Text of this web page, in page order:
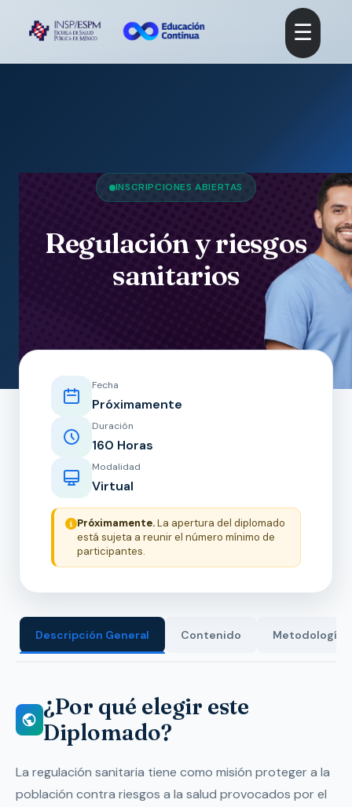
☰
INSCRIPCIONES ABIERTAS
Regulación y riesgos
sanitarios
Fecha
Próximamente
Duración
160 Horas
Modalidad
Virtual
Próximamente.La apertura del diplomado
está sujeta a reunir el número mínimo de
participantes.
Descripción General Contenido Metodología
¿Por qué elegir este
Diplomado?
La regulación sanitaria tiene como misión proteger a la
población contra riesgos a la salud provocados por el